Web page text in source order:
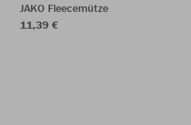
JAKO Fleecemütze
11,39 €